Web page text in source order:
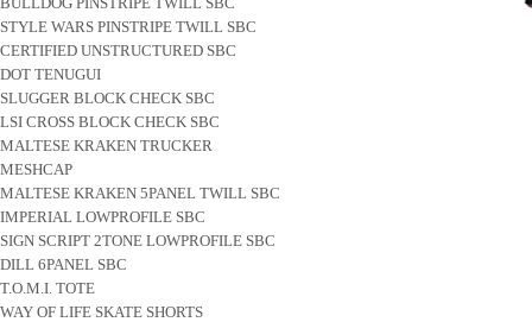
STYLE WARS PINSTRIPE TWILL SBC
CERTIFIED UNSTRUCTURED SBC
DOT TENUGUI
SLUGGER BLOCK CHECK SBC
LSI CROSS BLOCK CHECK SBC
MALTESE KRAKEN TRUCKER
MESHCAP
MALTESE KRAKEN 5PANEL TWILL SBC
IMPERIAL LOWPROFILE SBC
SIGN SCRIPT 2TONE LOWPROFILE SBC
DILL 6PANEL SBC
T.O.M.I. TOTE
WAY OF LIFE SKATE SHORTS